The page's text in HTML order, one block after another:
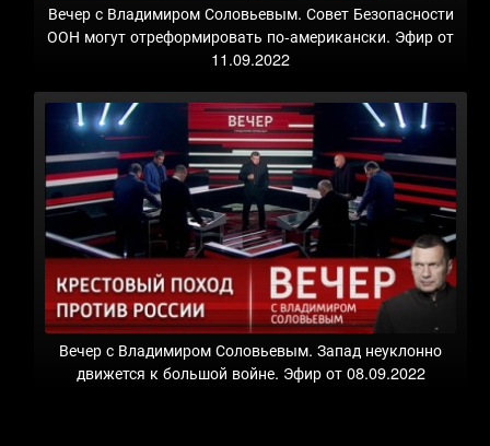
Вечер с Владимиром Соловьевым. Совет Безопасности
ООН могут отреформировать по-американски. Эфир от
11.09.2022
Вечер с Владимиром Соловьевым. Запад неуклонно
движется к большой войне. Эфир от 08.09.2022